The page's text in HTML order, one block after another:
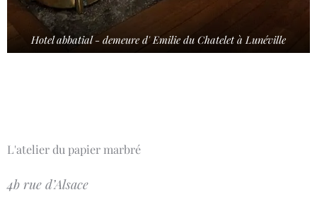
Hotel abbatial - demeure d' Emilie du Chatelet à Lunéville
L'atelier du papier marbré
4b rue d’Alsace